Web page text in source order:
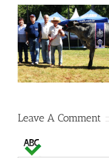
Visitas no
Leave A Comment
Comment